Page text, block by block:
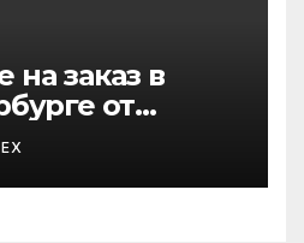
заказ в
от
по